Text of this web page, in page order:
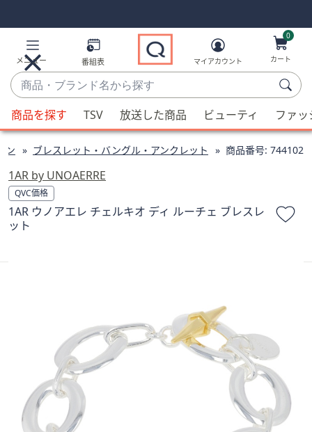
Links
Links2
メニュー 番組表
商
品・
ブ
ラ
ン
名
か
ら
探
候
補
利
用
可
能
な
マイアカウント
0
カート
商品を探す TSV 放送した商品 ビューティ ファ
ン ブレスレット・バングル・アンクレット 商品番号: 744102
1AR by UNOAERRE
QVC価格
1AR ウノアエレ チェルキオ ディ ルーチェ ブレスレ
ット